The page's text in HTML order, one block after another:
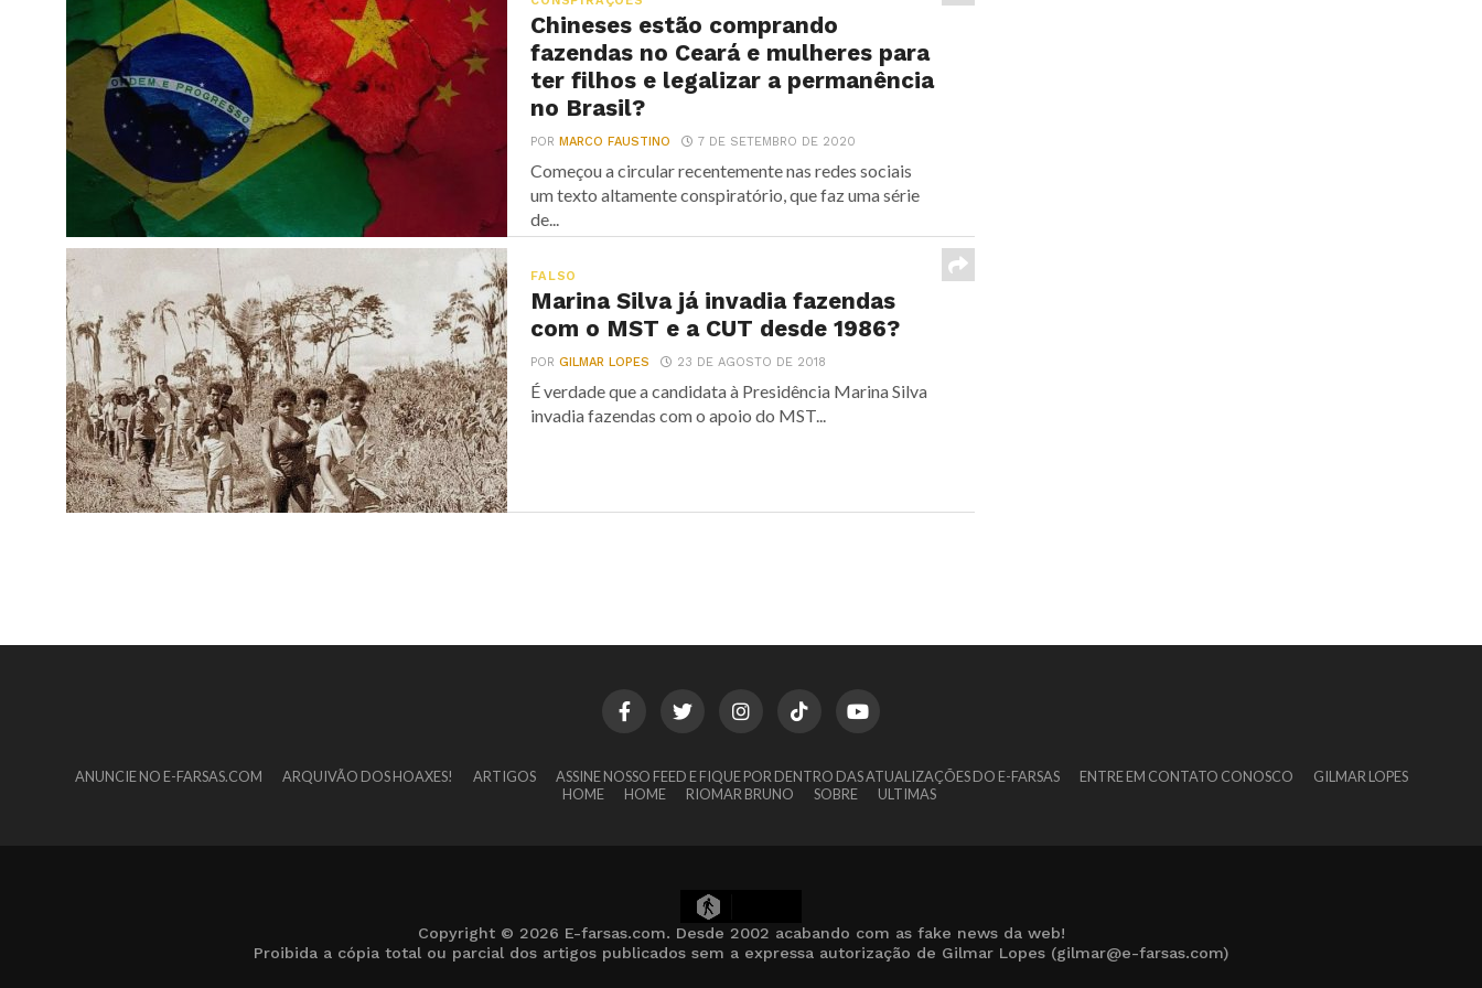
Chineses estão comprando
fazendas no Ceará e mulheres para
ter filhos e legalizar a permanência
no Brasil?
PORMARCO FAUSTINO 7 DE SETEMBRO DE 2020
Começou a circular recentemente nas redes sociais
um texto altamente conspiratório, que faz uma série
de...
FALSO
Marina Silva já invadia fazendas
com o MST e a CUT desde 1986?
PORGILMAR LOPES 23 DE AGOSTO DE 2018
É verdade que a candidata à Presidência Marina Silva
invadia fazendas com o apoio do MST...
ANUNCIE NO E-FARSAS.COM ARQUIVÃO DOS HOAXES! ARTIGOS ASSINE NOSSO FEED E FIQUE POR DENTRO DAS ATUALIZAÇÕES DO E-FARSAS ENTRE EM CONTATO CONOSCO
GILMAR LOPES
HOME
HOME RIOMAR BRUNO SOBRE ULTIMAS
Copyright © 2026 E-farsas.com. Desde 2002 acabando com as fake news da web!
Proibida a cópia total ou parcial dos artigos publicados sem a expressa autorização de Gilmar Lopes (gilmar@e-farsas.com)